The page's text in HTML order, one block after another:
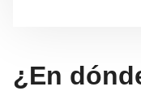
¿En